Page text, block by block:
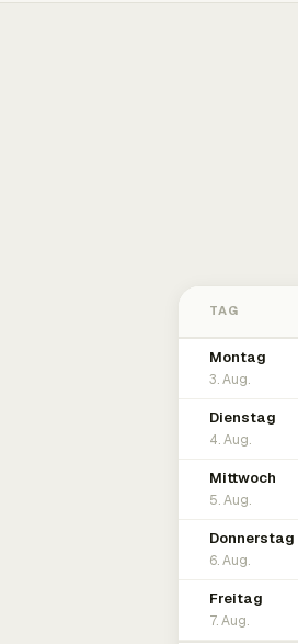
TAG
Montag
3. Aug.
Dienstag
4. Aug.
Mittwoch
5. Aug.
Donnerstag
6. Aug.
Freitag
7. Aug.